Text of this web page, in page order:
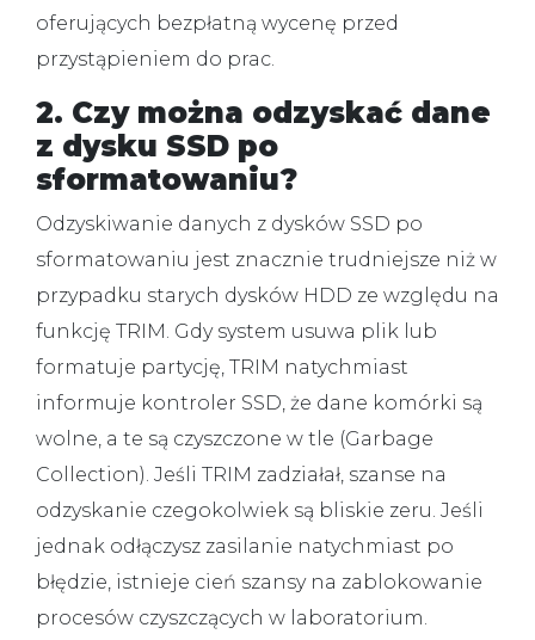
oferujących bezpłatną wycenę przed
przystąpieniem do prac.
2. Czy można odzyskać dane
z dysku SSD po
sformatowaniu?
Odzyskiwanie danych z dysków SSD po
sformatowaniu jest znacznie trudniejsze niż w
przypadku starych dysków HDD ze względu na
funkcję TRIM. Gdy system usuwa plik lub
formatuje partycję, TRIM natychmiast
informuje kontroler SSD, że dane komórki są
wolne, a te są czyszczone w tle (Garbage
Collection). Jeśli TRIM zadziałał, szanse na
odzyskanie czegokolwiek są bliskie zeru. Jeśli
jednak odłączysz zasilanie natychmiast po
błędzie, istnieje cień szansy na zablokowanie
procesów czyszczących w laboratorium.